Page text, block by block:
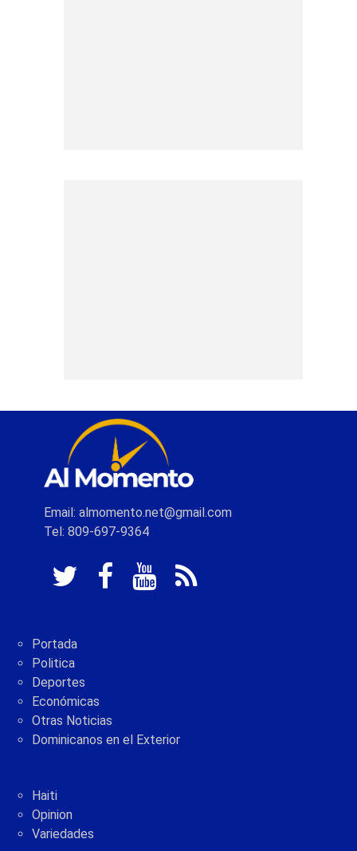
Email: almomento.net@gmail.com
Tel: 809-697-9364
Portada
Politica
Deportes
Económicas
Otras Noticias
Dominicanos en el Exterior
Haiti
Opinion
Variedades